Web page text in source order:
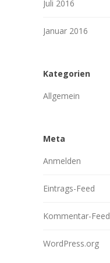
Juli 2016
Januar 2016
Kategorien
Allgemein
Meta
Anmelden
Eintrags-Feed
Kommentar-Feed
WordPress.org